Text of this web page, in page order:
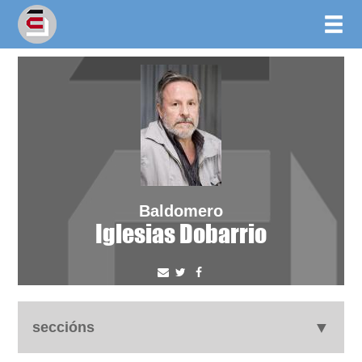
Baldomero
Iglesias Dobarrio
seccións